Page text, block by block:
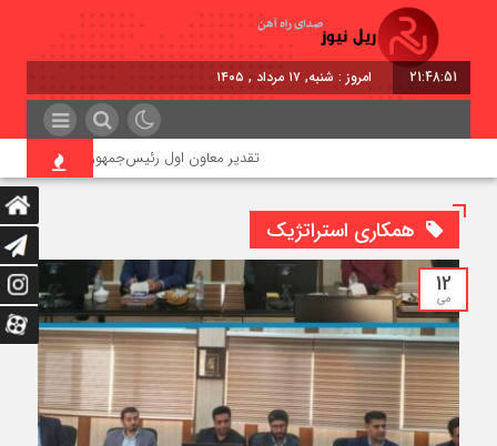
21:48:51 امروز : شنبه, ۱۷ مرداد , ۱۴۰۵
تقدیر معاون اول رئیس‌جمهور از مدیرعامل
همکاری استراتژیک
12
می